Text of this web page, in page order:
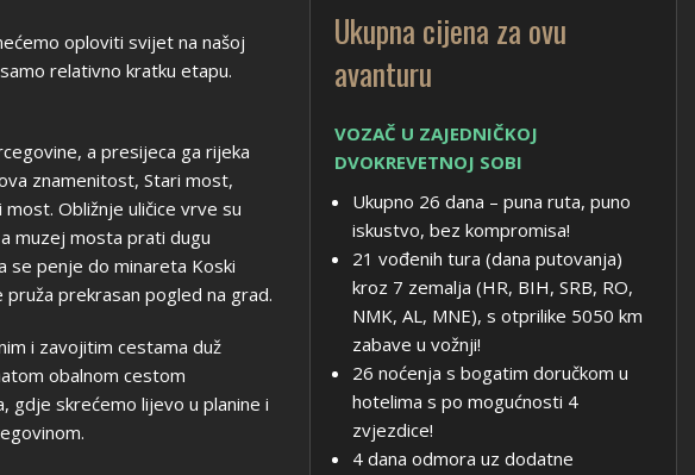
oploviti svijet na našoj
relativno kratku etapu.
a presijeca ga rijeka
znamenitost, Stari most,
Obližnje uličice vrve su
muzej mosta prati dugu
se penje do minareta Koski
prekrasan pogled na grad.
i zavojitim cestama duž
obalnom cestom
gdje skrećemo lijevo u planine i
Ukupna cijena za ovu
avanturu
VOZAČ U ZAJEDNIČKOJ
DVOKREVETNOJ SOBI
Ukupno 26 dana – puna ruta, puno
iskustvo, bez kompromisa!
21 vođenih tura (dana putovanja)
kroz 7 zemalja (HR, BIH, SRB, RO,
NMK, AL, MNE), s otprilike 5050 km
zabave u vožnji!
26 noćenja s bogatim doručkom u
hotelima s po mogućnosti 4
zvjezdice!
4 dana odmora uz dodatne